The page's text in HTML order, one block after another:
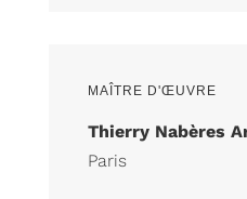
MAÎTRE D'ŒUVRE
Thierry Nabères
Paris